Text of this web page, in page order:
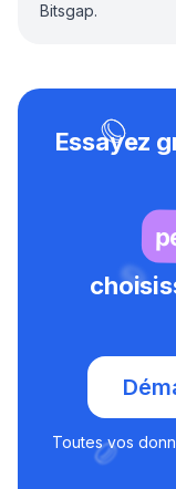
Bitsgap.
Essayez
Toutes vos